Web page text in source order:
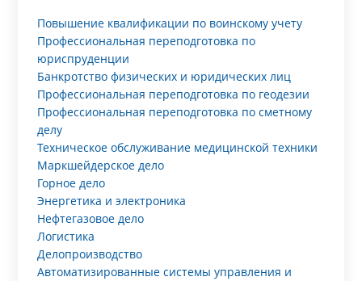
Повышение квалификации по воинскому учету
Профессиональная переподготовка по
юриспруденции
Банкротство физических и юридических лиц
Профессиональная переподготовка по геодезии
Профессиональная переподготовка по сметному
делу
Техническое обслуживание медицинской техники
Маркшейдерское дело
Горное дело
Энергетика и электроника
Нефтегазовое дело
Логистика
Делопроизводство
Автоматизированные системы управления и